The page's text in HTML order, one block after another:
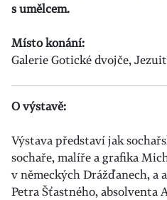
s umělcem.
Místo konání:
Galerie Gotické dvojče,
O výstavě:
Výstava představí jak
sochaře, malíře a grafika
v německých Drážďanech, a
Petra Šťastného, absolventa